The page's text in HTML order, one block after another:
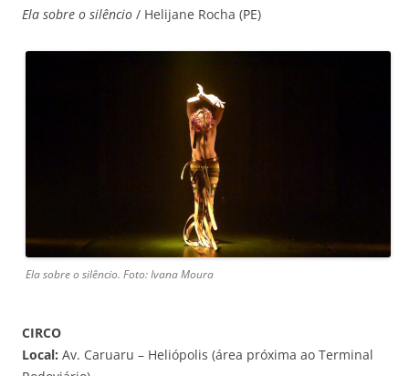
Ela sobre o silêncio / Helijane Rocha (PE)
Ela sobre o silêncio. Foto: Ivana Moura
CIRCO
Local: Av. Caruaru – Heliópolis (área próxima ao Terminal